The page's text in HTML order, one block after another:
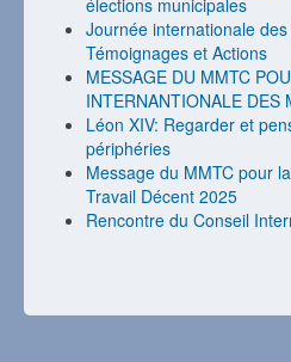
élections municipales
Journée internationale
Témoignages et Actions
MESSAGE DU MMTC
INTERNANTIONALE DES
Léon XIV: Regarder et
périphéries
Message du MMTC pour
Travail Décent 2025
Rencontre du Conseil